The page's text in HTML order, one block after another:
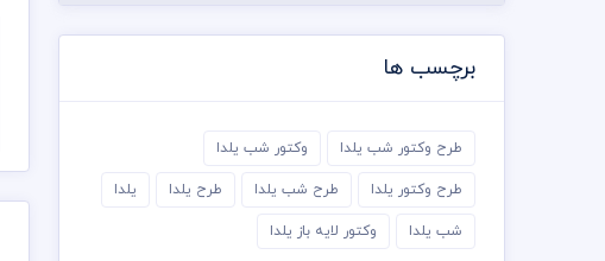
برچسب ها
طرح وکتور شب یلدا وکتور شب یلدا
طرح وکتور یلدا طرح شب یلدا طرح یلدا یلدا
شب یلدا وکتور لایه باز یلدا